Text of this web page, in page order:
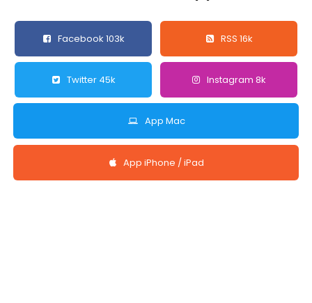
Facebook 103k RSS 16k
Twitter 45k Instagram 8k
App Mac
App iPhone / iPad